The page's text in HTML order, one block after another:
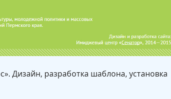
Дизайн, разработка шаблона, установка